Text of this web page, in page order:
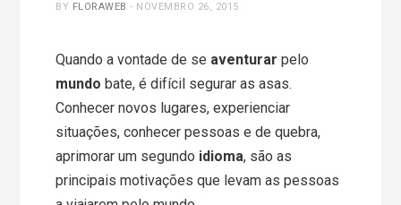
BY FLORAWEB - NOVEMBRO 26, 2015
Quando a vontade de se aventurar pelo
mundo bate, é difícil segurar as asas.
Conhecer novos lugares, experienciar
situações, conhecer pessoas e de quebra,
aprimorar um segundo idioma, são as
principais motivações que levam as pessoas